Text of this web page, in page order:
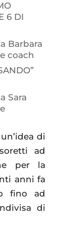
6 DI
Barbara
coach
Sara
di
ad
per la
anni fa
fino ad
di